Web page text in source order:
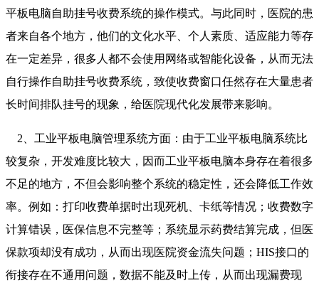
平板电脑自助挂号收费系统的操作模式。与此同时，医院的患
者来自各个地方，他们的文化水平、个人素质、适应能力等存
在一定差异，很多人都不会使用网络或智能化设备，从而无法
自行操作自助挂号收费系统，致使收费窗口任然存在大量患者
长时间排队挂号的现象，给医院现代化发展带来影响。
2、工业平板电脑管理系统方面：由于工业平板电脑系统比
较复杂，开发难度比较大，因而工业平板电脑本身存在着很多
不足的地方，不但会影响整个系统的稳定性，还会降低工作效
率。例如：打印收费单据时出现死机、卡纸等情况；收费数字
计算错误，医保信息不完整等；系统显示药费结算完成，但医
保款项却没有成功，从而出现医院资金流失问题；HIS接口的
衔接存在不通用问题，数据不能及时上传，从而出现漏费现